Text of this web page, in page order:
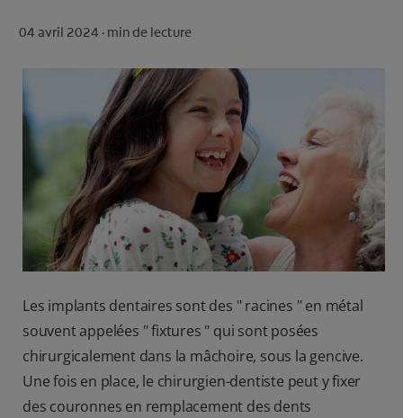
POUR LES PROFESSIONNELS
FR (FR)
S’INSCRIRE
04 avril 2024 · min de lecture
Les implants dentaires sont des " racines " en métal
souvent appelées " fixtures " qui sont posées
chirurgicalement dans la mâchoire, sous la gencive.
Une fois en place, le chirurgien-dentiste peut y fixer
des couronnes en remplacement des dents